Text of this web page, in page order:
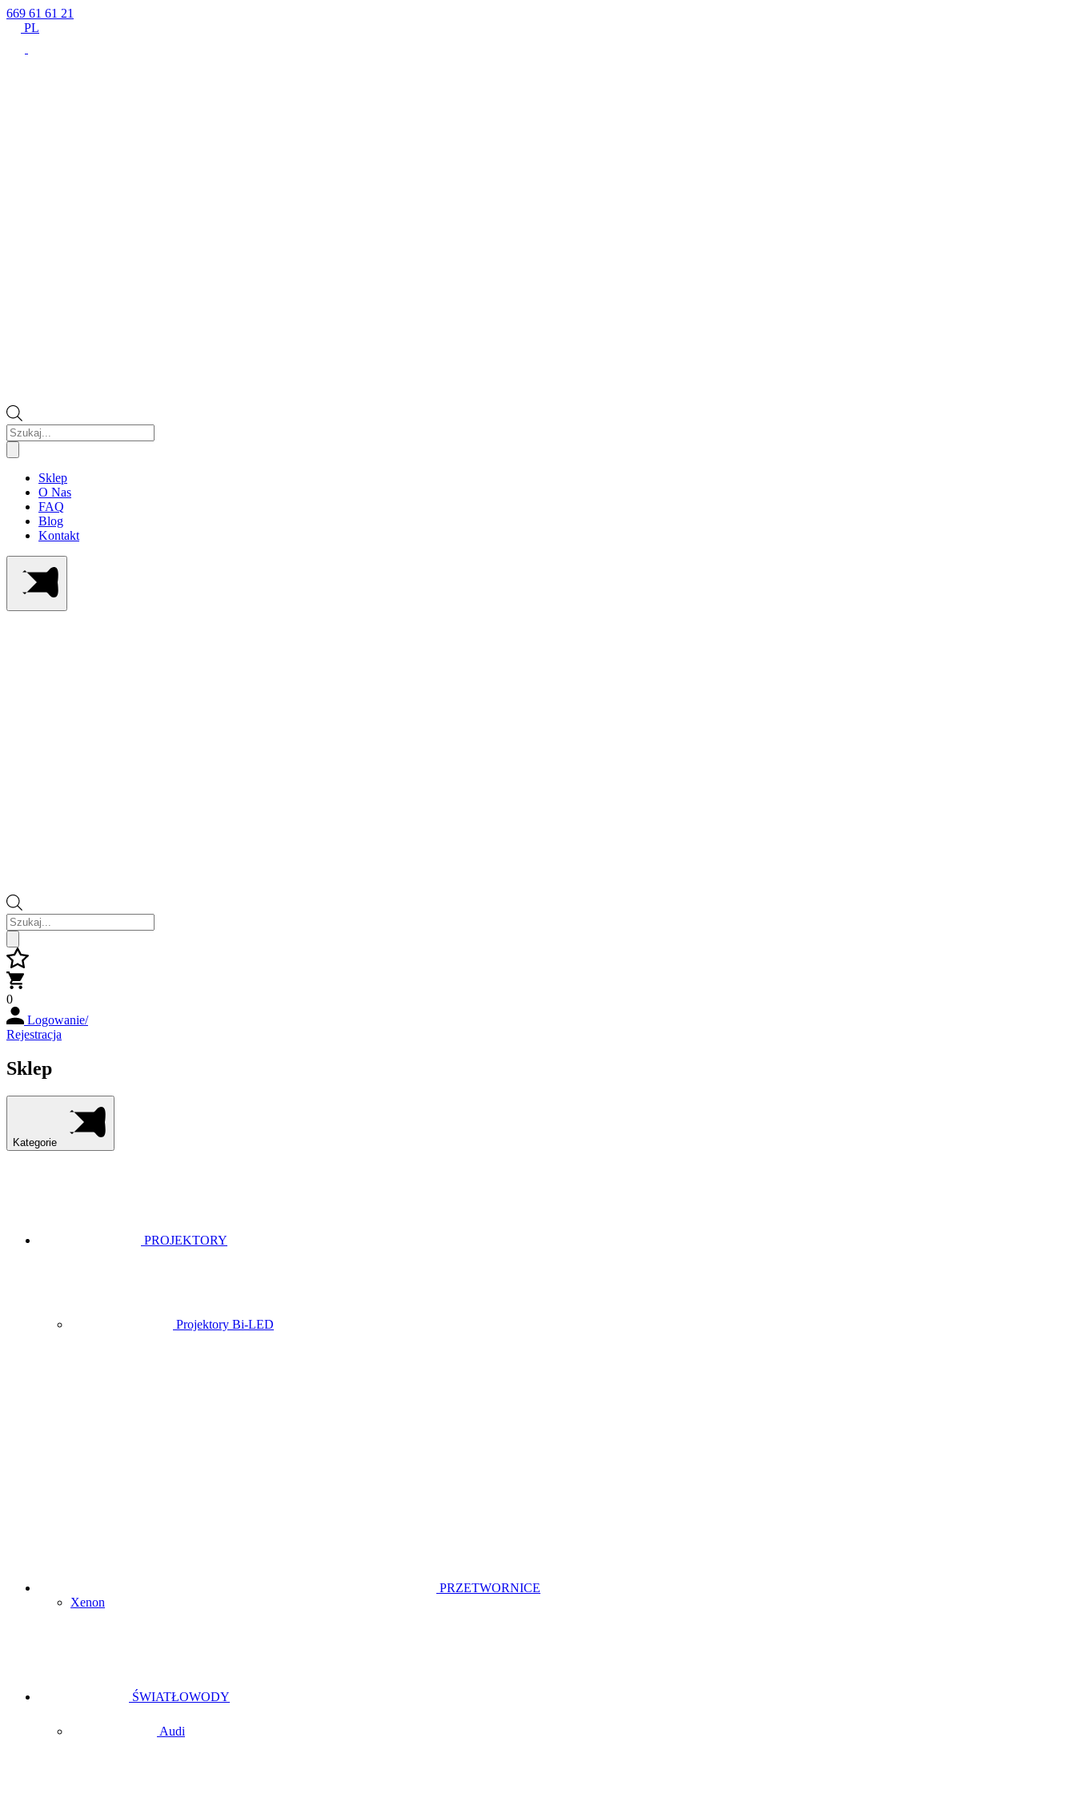
669 61 61 21
PL
Wyszukiwarka
produktów
Sklep
O Nas
FAQ
Blog
Kontakt
Wyszukiwarka
produktów
0
Logowanie/
Rejestracja
Sklep
Kategorie
PROJEKTORY
Projektory Bi-LED
PRZETWORNICE
Xenon
ŚWIATŁOWODY
Audi